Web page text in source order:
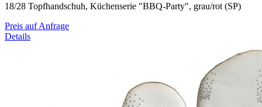
18/28 Topfhandschuh, Küchenserie "BBQ-Party", grau/rot (SP)
Preis auf Anfrage
Details